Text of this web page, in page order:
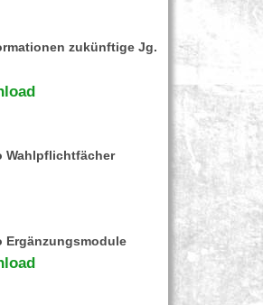
zukünftige Jg.
Wahlpflichtfächer
Ergänzungsmodule